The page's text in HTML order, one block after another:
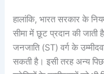
हालांकि, भारत सरकार के
सीमा में छूट प्रदान की
जनजाति (ST) वर्ग के
सकती है। इसी तरह अन्य